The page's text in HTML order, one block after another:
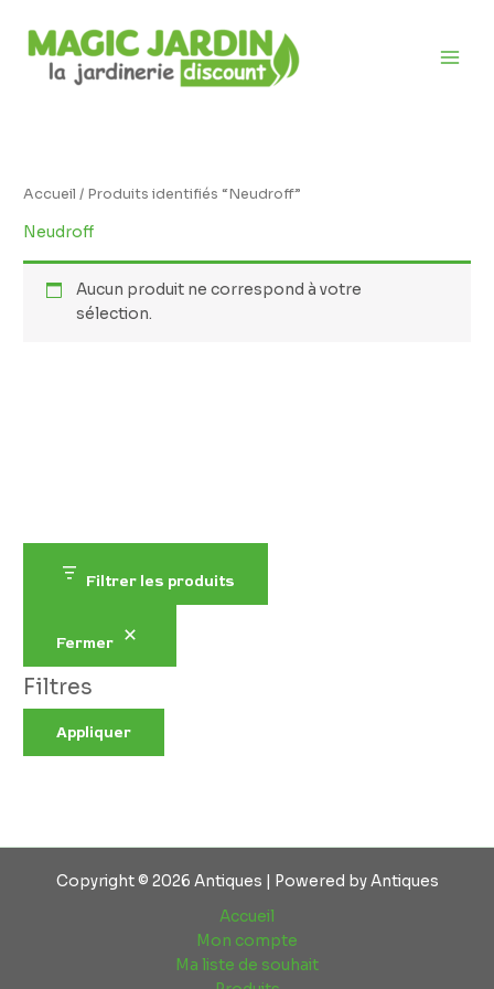
contenu
Filtrer les produits
Fermer
Filtres
Appliquer
Accueil / Produits identifiés “Neudroff”
Neudroff
Aucun produit ne correspond à votre
sélection.
Copyright © 2026 Antiques | Powered by Antiques
Accueil
Mon compte
Ma liste de souhait